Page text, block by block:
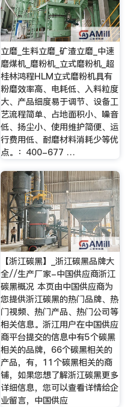
立磨_生料立磨_矿渣立磨_中速
磨煤机_磨粉机_立式磨粉机_超
桂林鸿程HLM立式磨粉机具有
粉磨效率高、电耗低、入料粒度
大、产品细度易于调节、设备工
艺流程简单、占地面积小、噪音
低、扬尘小、使用维护简便、运
行费用低、耐磨材料消耗少等优
点。：400-677 …
【浙江碳黑】_浙江碳黑品牌大
全//生产厂家-中国供应商浙江
碳黑概况 本页由中国供应商为
您提供浙江碳黑的热门品牌、热
门视频、热门产品、热门公司等
相关信息。浙江用户在中国供应
商平台提交的信息中有5个碳黑
相关的品牌，66个碳黑相关的
产品，有，11个碳黑相关的商
铺，如果您想了解浙江碳黑更多
详细信息，您可以查看详情给企
业留言，中国供应